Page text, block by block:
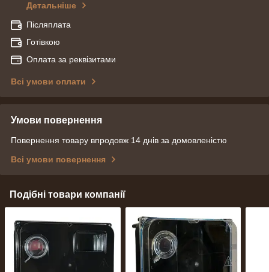
Детальніше
Післяплата
Готівкою
Оплата за реквізитами
Всі умови оплати
Умови повернення
Повернення товару впродовж 14 днів за домовленістю
Всі умови повернення
Подібні товари компанії